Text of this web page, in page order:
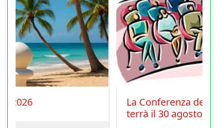
La Conferenza degli istruttori si
terrà il 30 agosto 2026 a Cagliari